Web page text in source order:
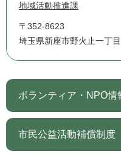
地域活動推進課
〒352-8623
埼玉県新座市野火止一丁
ボランティア・NPO情
市民公益活動補償制度